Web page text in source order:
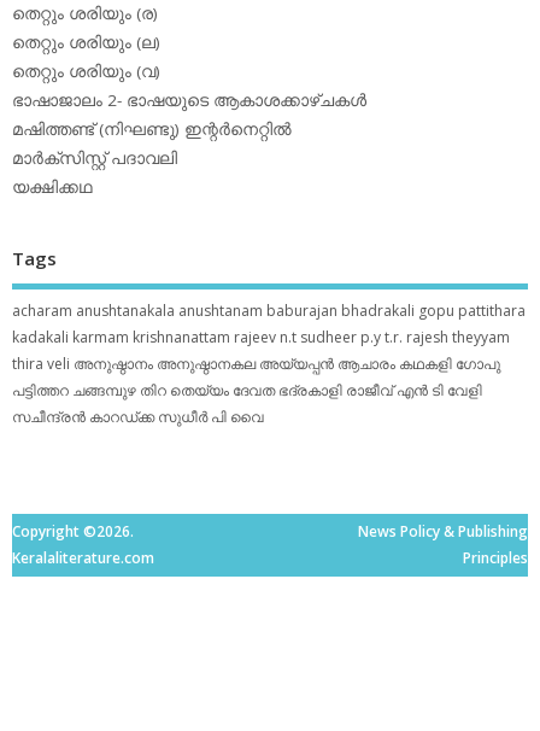
തെറ്റും ശരിയും (ര)
തെറ്റും ശരിയും (ല)
തെറ്റും ശരിയും (വ)
ഭാഷാജാലം 2- ഭാഷയുടെ ആകാശക്കാഴ്ചകള്‍
മഷിത്തണ്ട് (നിഘണ്ടു) ഇന്റര്‍നെറ്റില്‍
മാര്‍ക്‌സിസ്റ്റ് പദാവലി
യക്ഷിക്കഥ
Tags
acharam anushtanakala anushtanam baburajan bhadrakali gopu pattithara
kadakali karmam krishnanattam rajeev n.t sudheer p.yt.r. rajesh theyyam
thira veli അനുഷ്ഠാനം അനുഷ്ഠാനകല അയ്യപ്പന്‍ ആചാരം കഥകളി ഗോപു
പട്ടിത്തറ ചങ്ങമ്പുഴ തിറ തെയ്യം ദേവത ഭദ്രകാളി രാജീവ് എൻ ടി വേളി
സചീന്ദ്രന്‍ കാറഡ്ക്ക സുധീര്‍ പി വൈ
Copyright ©2026.
Keralaliterature.com
News Policy & Publishing
Principles